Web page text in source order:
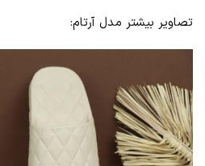
تصاویر بیشتر مدل آرتام: